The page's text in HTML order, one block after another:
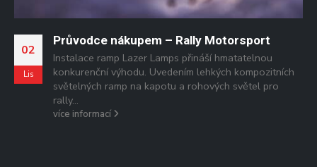
02
Lis
Průvodce nákupem – Rally Motorsport
Instalace ramp Lazer Lamps přináší hmatatelnou
konkurenční výhodu. Uvedením lehkých kompozitních
světelných ramp na kapotu a rohových světel pro
rally...
více informací